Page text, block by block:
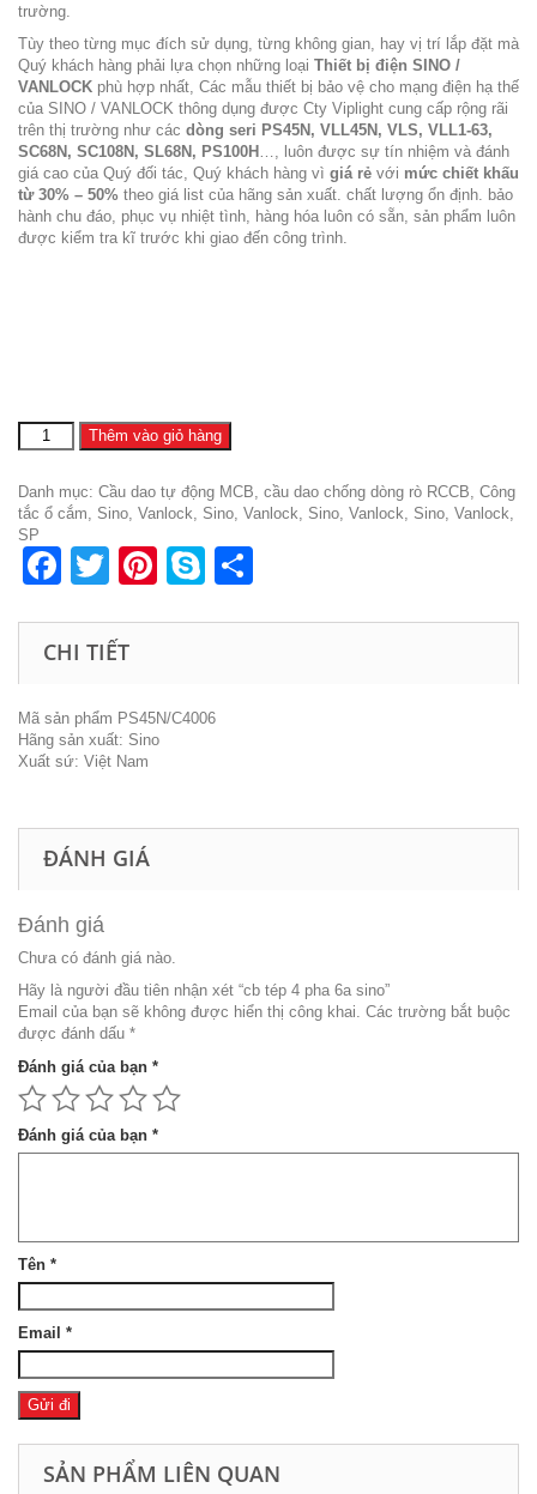
trường.
Tùy theo từng mục đích sử dụng, từng không gian, hay vị trí lắp đặt mà
Quý khách hàng phải lựa chọn những loại Thiết bị điện SINO /
VANLOCK phù hợp nhất, Các mẫu thiết bị bảo vệ cho mạng điện hạ thế
của SINO / VANLOCK thông dụng được Cty Viplight cung cấp rộng rãi
trên thị trường như các dòng seri PS45N, VLL45N, VLS, VLL1-63,
SC68N, SC108N, SL68N, PS100H …, luôn được sự tín nhiệm và đánh
giá cao của Quý đối tác, Quý khách hàng vì giá rẻ với mức chiết khấu
từ 30% – 50% theo giá list của hãng sản xuất. chất lượng ổn định. bảo
hành chu đáo, phục vụ nhiệt tình, hàng hóa luôn có sẵn, sản phẩm luôn
được kiểm tra kĩ trước khi giao đến công trình.
cb
tép
pha
6a
sino
số
lượng
Thêm vào giỏ hàng
Danh mục: Cầu dao tự động MCB, cầu dao chống dòng rò RCCB Công
tắc ổ cắm
Sino, Vanlock Sino, Vanlock Sino, Vanlock
Sino, Vanlock,
SP
Facebook
Twitter
Pinterest
Skype
CHI TIẾT
Mã sản phẩm PS45N/C4006
Hãng sản xuất: Sino
Xuất sứ: Việt Nam
ĐÁNH GIÁ
Đánh giá
Chưa có đánh giá nào.
Hãy là người đầu tiên nhận xét “cb tép 4 pha 6a sino”
Email của bạn sẽ không được hiển thị công khai. Các trường bắt buộc
được đánh dấu *
Đánh giá của bạn *
Đánh giá của bạn *
Tên *
Email *
SẢN PHẨM LIÊN QUAN